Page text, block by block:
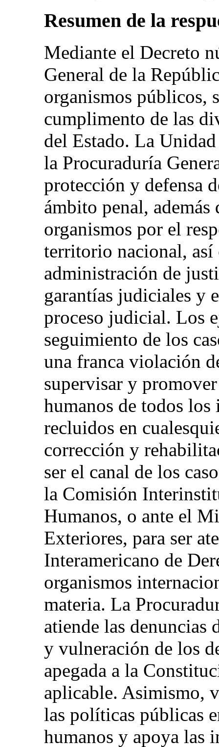
Resumen de la
Mediante el Decreto
General de la
organismos públicos,
cumplimento de las
del Estado. La
la Procuraduría
protección y defensa
ámbito penal,
organismos por el
territorio nacional,
administración de
garantías judiciales y
proceso judicial. Los
seguimiento de los
una franca violación
supervisar y
humanos de todos los
recluidos en
corrección y
ser el canal de los
la Comisión
Humanos, o ante el
Exteriores, para ser
Interamericano de
organismos
materia. La
atiende las denuncias
y vulneración de los
apegada a la
aplicable. Asimismo,
las políticas públicas
humanos y apoya las